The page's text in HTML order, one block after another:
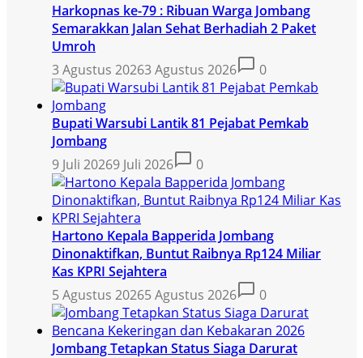
Harkopnas ke-79 : Ribuan Warga Jombang
Semarakkan Jalan Sehat Berhadiah 2 Paket
Umroh
3 Agustus 20263 Agustus 2026 0
Bupati Warsubi Lantik 81 Pejabat Pemkab
Jombang
9 Juli 20269 Juli 2026 0
Hartono Kepala Bapperida Jombang
Dinonaktifkan, Buntut Raibnya Rp124 Miliar
Kas KPRI Sejahtera
5 Agustus 20265 Agustus 2026 0
Jombang Tetapkan Status Siaga Darurat